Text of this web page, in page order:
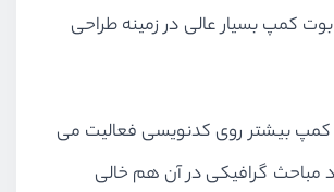
کمپ بسیار عالی در زمینه طراحی
کمپ بیشتر روی کدنویسی فعالیت می
مباحث گرافیکی در آن هم خالی